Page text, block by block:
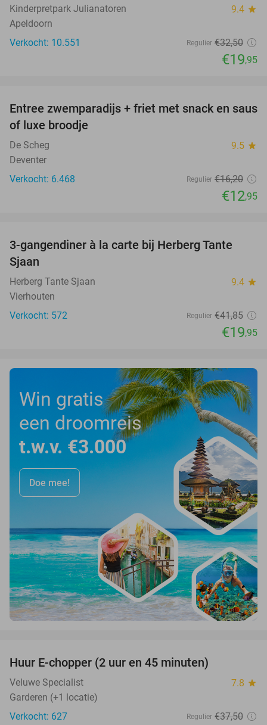
Kinderpretpark Julianatoren 9.4 star
Apeldoorn
Verkocht: 10.551
Regulier €32,50
€19,95
20%
Entree zwemparadijs + friet met snack en saus
of luxe broodje
De Scheg 9.5 star
Deventer
Verkocht: 6.468
Regulier €16,20
€12,95
52%
3-gangendiner à la carte bij Herberg Tante
Sjaan
Herberg Tante Sjaan 9.4 star
Vierhouten
Verkocht: 572
Regulier €41,85
€19,95
Win gratis
een droomreis
t.w.v. €3.000
Doe mee!
Huur E-chopper (2 uur en 45 minuten)
Veluwe Specialist 7.8 star
Garderen (+1 locatie)
Verkocht: 627
Regulier €37,50